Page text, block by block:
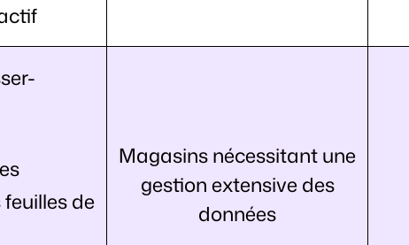
de
Magasins nécessitant une
gestion extensive des
données